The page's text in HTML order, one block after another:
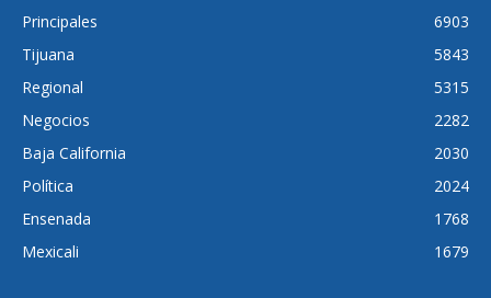
Principales
6903
Tijuana
5843
Regional
5315
Negocios
2282
Baja California
2030
Política
2024
Ensenada
1768
Mexicali
1679